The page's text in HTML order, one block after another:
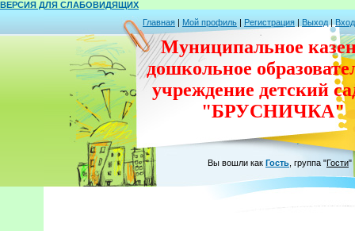
ВЕРСИЯ ДЛЯ СЛАБОВИДЯЩИХ
Главная | Мой профиль | Регистрация | Выход | Вход
Муниципальное
дошкольное
учреждение детский
"БРУСНИЧКА"
Вы вошли как Гость группа "Гости"